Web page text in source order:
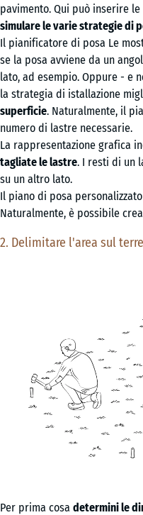
pavimento. Qui può inserire
simulare le varie strategie di
Il pianificatore di posa Le
se la posa avviene da un
lato, ad esempio. Oppure - e
la strategia di istallazione
superficie. Naturalmente, il
numero di lastre necessarie.
La rappresentazione grafica
tagliate le lastre. I resti di un
su un altro lato.
Il piano di posa
Naturalmente, è possibile
2. Delimitare l'area sul
Per prima cosa determini le